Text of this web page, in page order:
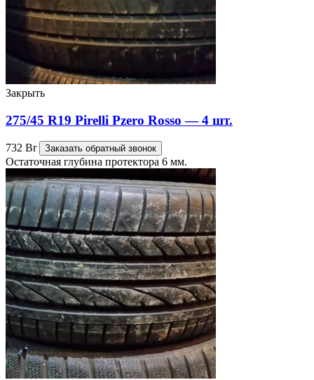
Закрыть
275/45 R19 Pirelli Pzero Rosso — 4 шт.
732 Br Заказать обратный звонок
Остаточная глубина протектора 6 мм.